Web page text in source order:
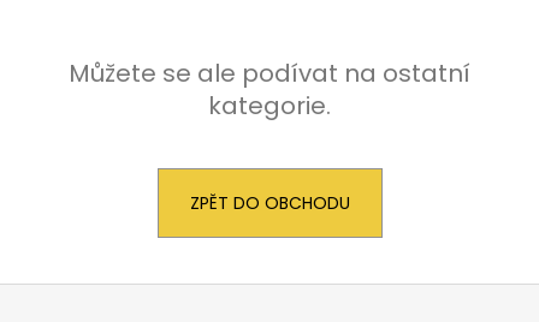
Můžete se ale podívat na ostatní
kategorie.
ZPĚT DO OBCHODU
n